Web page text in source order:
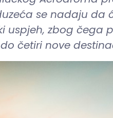
se nadaju da
uspjeh, zbog
četiri nove